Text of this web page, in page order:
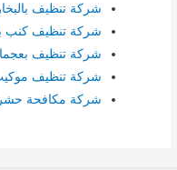
شركة تنظيف
شركة تنظيف كنب
شركة تنظيف
شركة تنظيف
شركة مكافحة